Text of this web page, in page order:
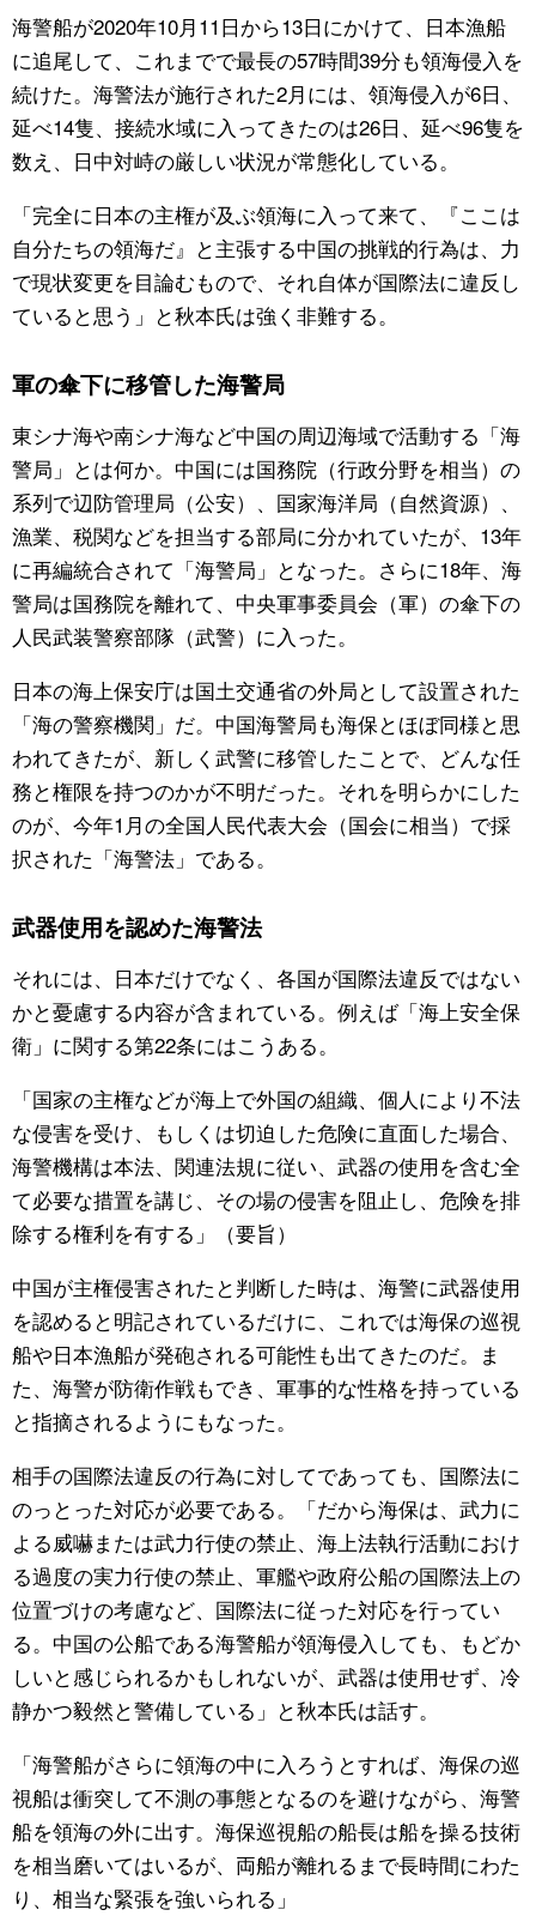
海警船が2020年10月11日から13日にかけて、日本漁船
に追尾して、これまでで最長の57時間39分も領海侵入を
続けた。海警法が施行された2月には、領海侵入が6日、
延べ14隻、接続水域に入ってきたのは26日、延べ96隻を
数え、日中対峙の厳しい状況が常態化している。
「完全に日本の主権が及ぶ領海に入って来て、『ここは
自分たちの領海だ』と主張する中国の挑戦的行為は、力
で現状変更を目論むもので、それ自体が国際法に違反し
ていると思う」と秋本氏は強く非難する。
軍の傘下に移管した海警局
東シナ海や南シナ海など中国の周辺海域で活動する「海
警局」とは何か。中国には国務院（行政分野を相当）の
系列で辺防管理局（公安）、国家海洋局（自然資源）、
漁業、税関などを担当する部局に分かれていたが、13年
に再編統合されて「海警局」となった。さらに18年、海
警局は国務院を離れて、中央軍事委員会（軍）の傘下の
人民武装警察部隊（武警）に入った。
日本の海上保安庁は国土交通省の外局として設置された
「海の警察機関」だ。中国海警局も海保とほぼ同様と思
われてきたが、新しく武警に移管したことで、どんな任
務と権限を持つのかが不明だった。それを明らかにした
のが、今年1月の全国人民代表大会（国会に相当）で採
択された「海警法」である。
武器使用を認めた海警法
それには、日本だけでなく、各国が国際法違反ではない
かと憂慮する内容が含まれている。例えば「海上安全保
衛」に関する第22条にはこうある。
「国家の主権などが海上で外国の組織、個人により不法
な侵害を受け、もしくは切迫した危険に直面した場合、
海警機構は本法、関連法規に従い、武器の使用を含む全
て必要な措置を講じ、その場の侵害を阻止し、危険を排
除する権利を有する」（要旨）
中国が主権侵害されたと判断した時は、海警に武器使用
を認めると明記されているだけに、これでは海保の巡視
船や日本漁船が発砲される可能性も出てきたのだ。ま
た、海警が防衛作戦もでき、軍事的な性格を持っている
と指摘されるようにもなった。
相手の国際法違反の行為に対してであっても、国際法に
のっとった対応が必要である。「だから海保は、武力に
よる威嚇または武力行使の禁止、海上法執行活動におけ
る過度の実力行使の禁止、軍艦や政府公船の国際法上の
位置づけの考慮など、国際法に従った対応を行ってい
る。中国の公船である海警船が領海侵入しても、もどか
しいと感じられるかもしれないが、武器は使用せず、冷
静かつ毅然と警備している」と秋本氏は話す。
「海警船がさらに領海の中に入ろうとすれば、海保の巡
視船は衝突して不測の事態となるのを避けながら、海警
船を領海の外に出す。海保巡視船の船長は船を操る技術
を相当磨いてはいるが、両船が離れるまで長時間にわた
り、相当な緊張を強いられる」